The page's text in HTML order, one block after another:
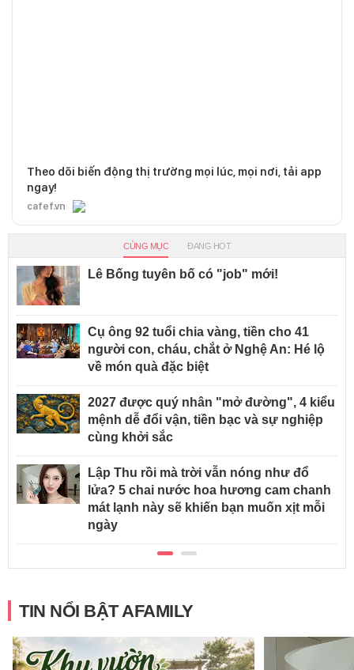
Theo dõi biến động thị trường mọi lúc, mọi nơi, tải app
ngay!
cafef.vn
CÙNG MỤC ĐANG HOT
Lê Bống tuyên bố có "job" mới!
Cụ ông 92 tuổi chia vàng, tiền cho 41
người con, cháu, chắt ở Nghệ An: Hé lộ
về món quà đặc biệt
2027 được quý nhân "mở đường", 4 kiểu
mệnh dễ đổi vận, tiền bạc và sự nghiệp
cùng khởi sắc
Lập Thu rồi mà trời vẫn nóng như đổ
lửa? 5 chai nước hoa hương cam chanh
mát lạnh này sẽ khiến bạn muốn xịt mỗi
ngày
TIN NỔI BẬT AFAMILY